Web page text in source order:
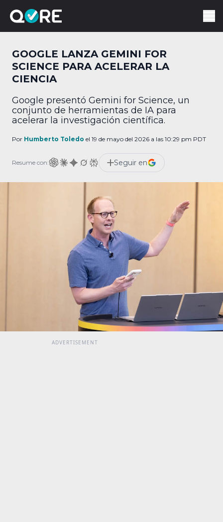
GOOGLE LANZA GEMINI FOR
SCIENCE PARA ACELERAR LA
CIENCIA
Google presentó Gemini for Science, un
conjunto de herramientas de IA para
acelerar la investigación científica.
Por Humberto Toledo el 19 de mayo del 2026 a las 10:29 pm PDT
Resume con: Seguir en